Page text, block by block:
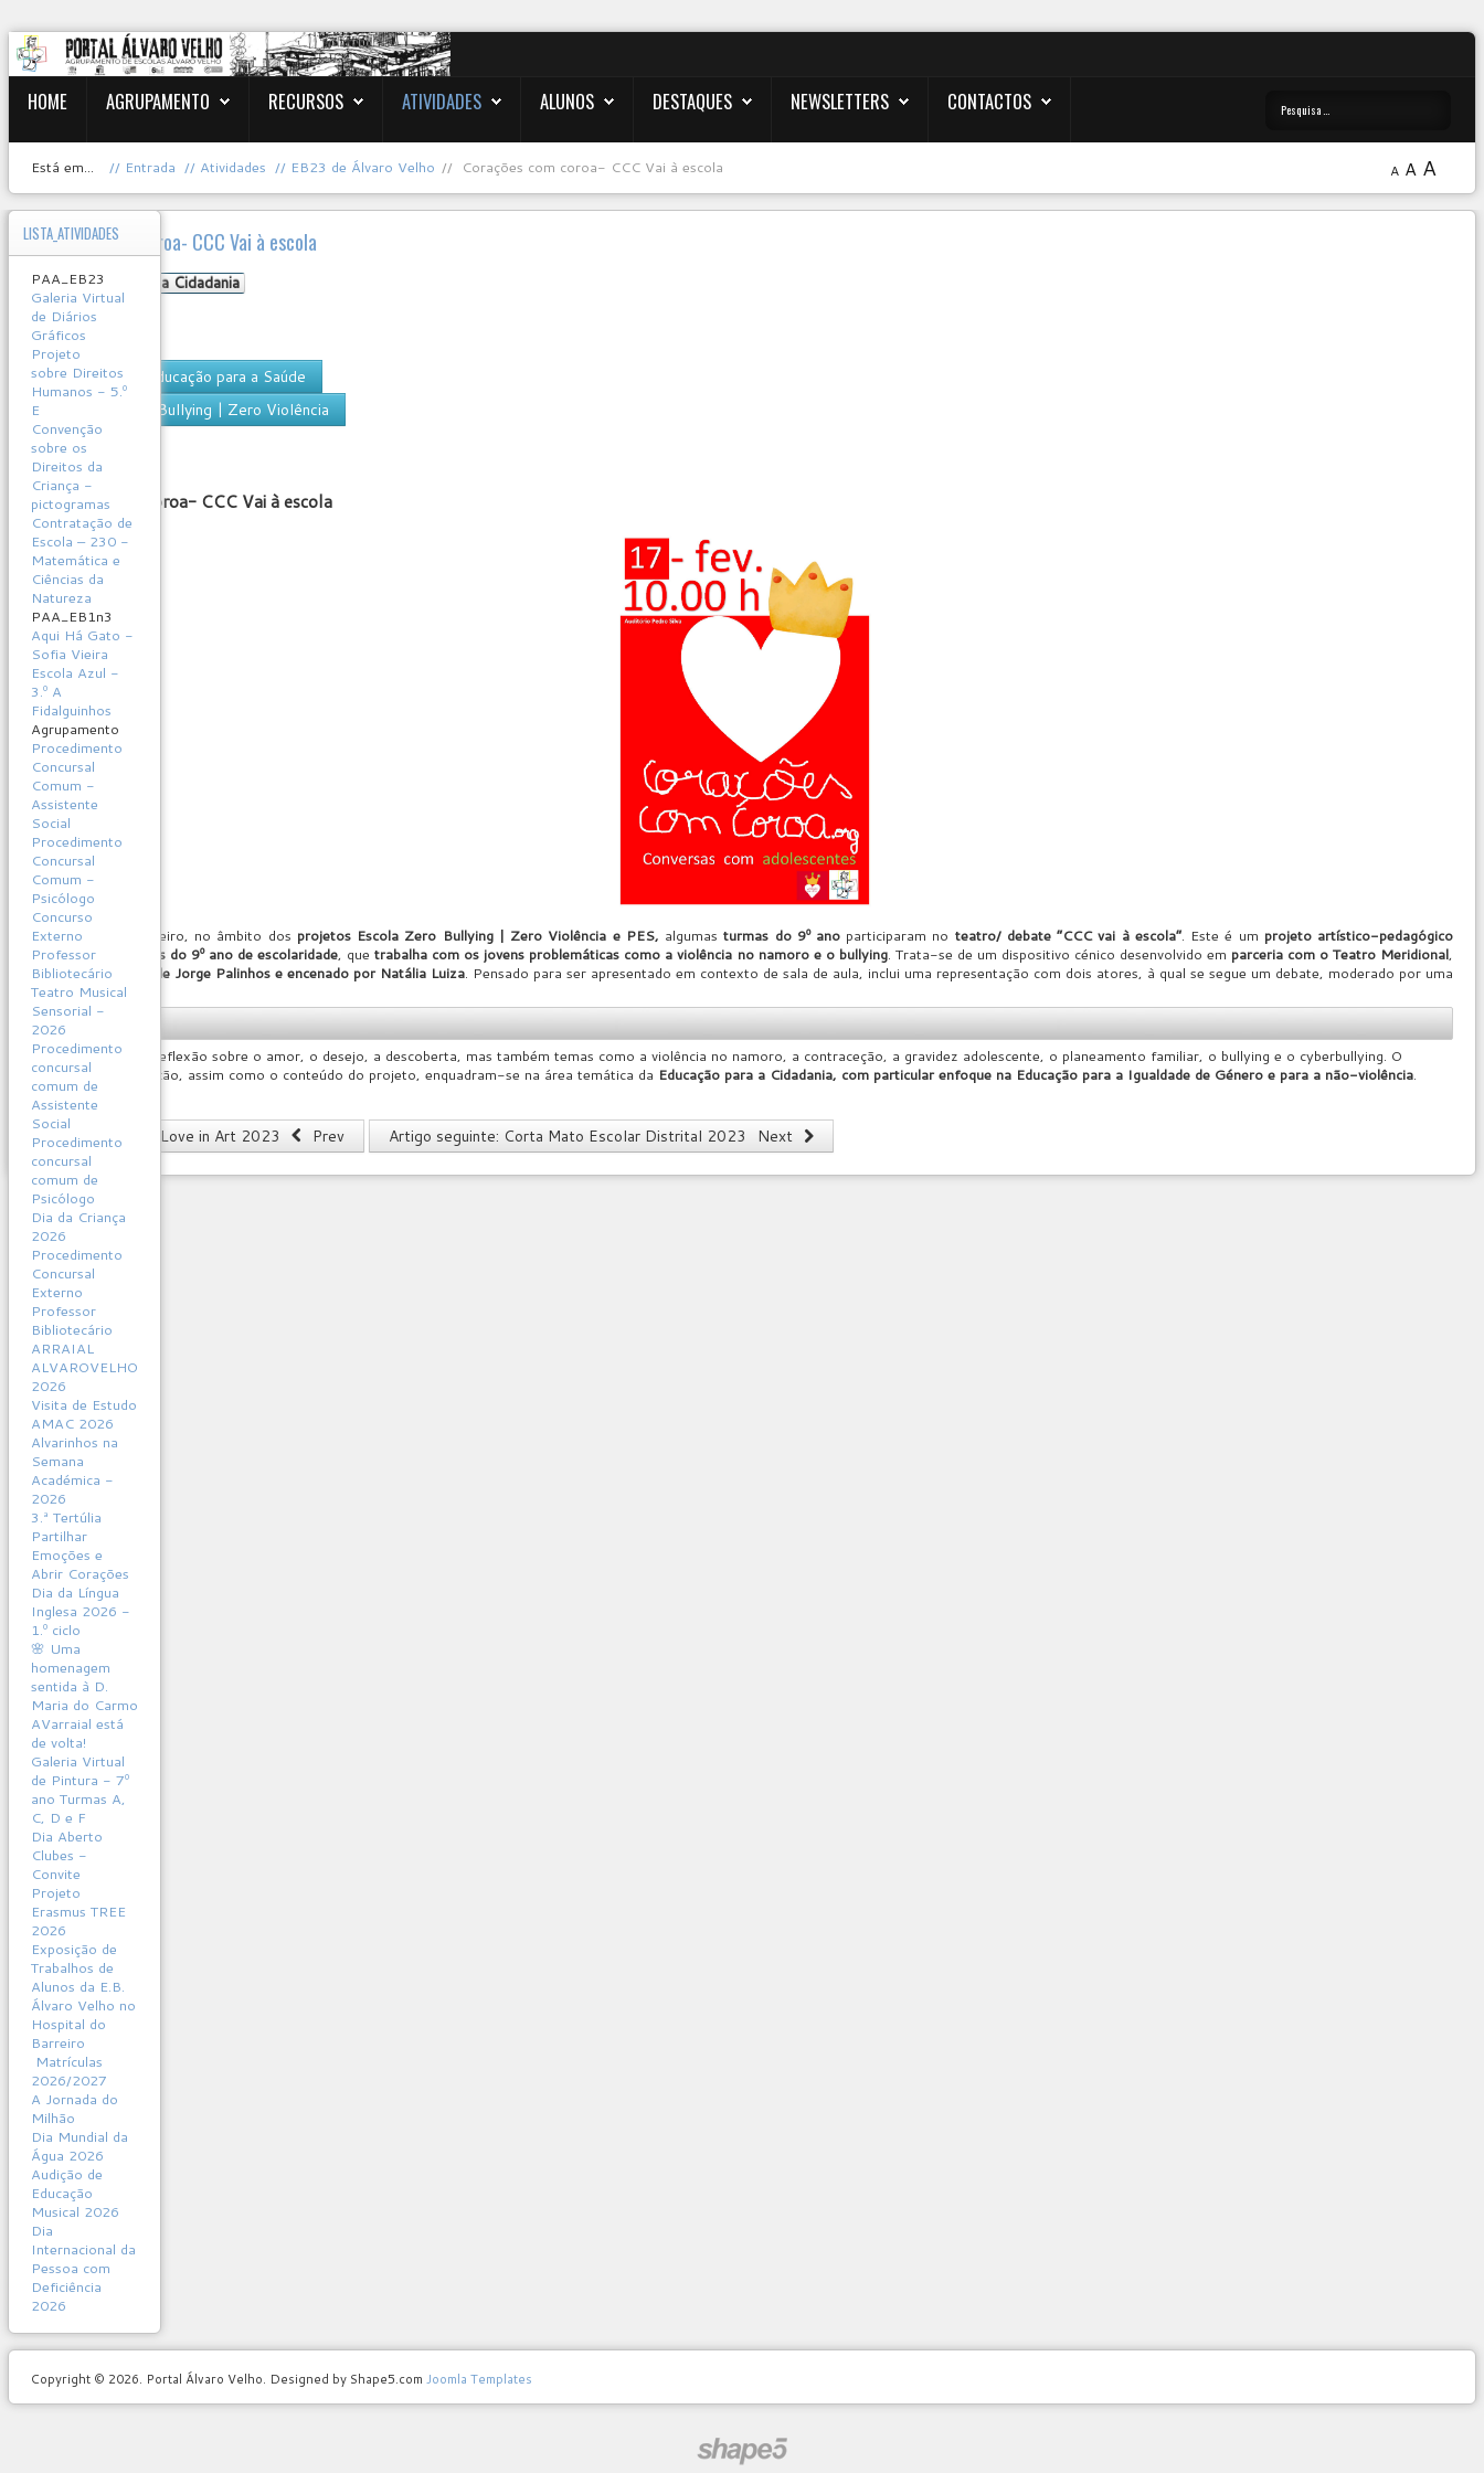
HOME AGRUPAMENTO RECURSOS ATIVIDADES ALUNOS DESTAQUES NEWSLETTERS CONTACTOS
Está em... Entrada Atividades EB23 de Álvaro Velho Corações com coroa- CCC Vai à escola A A A
Corações com coroa- CCC Vai à escola
Educação para a Cidadania
9.º ano
bullying
Projeto de Educação para a Saúde
Escola Zero Bullying | Zero Violência
User
Rating:0
Corações com coroa- CCC Vai à escola
No dia 17 de fevereiro, no âmbito dos projetos Escola Zero Bullying | Zero Violência e PES, algumasturmas do 9º anoparticiparam no teatro/ debate “CCC vai à escola”. Este é um projeto artístico-pedagógico
dirigido a estudantes do 9º ano de escolaridade, quetrabalha com os jovens problemáticas como a violência no namoro e o bullying. Trata-se de um dispositivo cénico desenvolvido em parceria com o Teatro Meridional,
comtexto original de Jorge Palinhos e encenado por Natália Luiza. Pensado para ser apresentado em contexto de sala de aula, inclui uma representação com dois atores, à qual se segue um debate, moderado por uma
técnica da CCC.
Projeto CCC
A peça promove a reflexão sobre o amor, o desejo, a descoberta, mas também temas como a violência no namoro, a contraceção, a gravidez adolescente, o planeamento familiar, o bullying e o cyberbullying. O
modelo de intervenção, assim como o conteúdo do projeto, enquadram-se na área temática da Educação para a Cidadania, com particular enfoque na Educação para a Igualdade de Género e para a não-violência.
Artigo anterior: Love in Art 2023 Prev Artigo seguinte: Corta Mato Escolar Distrital 2023 Next
LISTA_ATIVIDADES
PAA_EB23
Galeria Virtual
de Diários
Gráficos
Projeto
sobre Direitos
Humanos - 5.º
E
Convenção
sobre os
Direitos da
Criança -
pictogramas
Contratação de
Escola – 230 -
Matemática e
Ciências da
Natureza
PAA_EB1n3
Aqui Há Gato -
Sofia Vieira
Escola Azul -
3.º A
Fidalguinhos
Agrupamento
Procedimento
Concursal
Comum -
Assistente
Social
Procedimento
Concursal
Comum -
Psicólogo
Concurso
Externo
Professor
Bibliotecário
Teatro Musical
Sensorial -
2026
Procedimento
concursal
comum de
Assistente
Social
Procedimento
concursal
comum de
Psicólogo
Dia da Criança
2026
Procedimento
Concursal
Externo
Professor
Bibliotecário
ARRAIAL
ALVAROVELHO
2026
Visita de Estudo
AMAC 2026
Alvarinhos na
Semana
Académica -
2026
3.ª Tertúlia
Partilhar
Emoções e
Abrir Corações
Dia da Língua
Inglesa 2026 -
1.º ciclo
🌸 Uma
homenagem
sentida à D.
Maria do Carmo
AVarraial está
de volta!
Galeria Virtual
de Pintura - 7º
ano Turmas A,
C, D e F
Dia Aberto
Clubes -
Convite
Projeto
Erasmus TREE
2026
Exposição de
Trabalhos de
Alunos da E.B.
Álvaro Velho no
Hospital do
Barreiro
Matrículas
2026/2027
A Jornada do
Milhão
Dia Mundial da
Água 2026
Audição de
Educação
Musical 2026
Dia
Internacional da
Pessoa com
Deficiência
2026
Copyright © 2026. Portal Álvaro Velho. Designed by Shape5.com Joomla Templates